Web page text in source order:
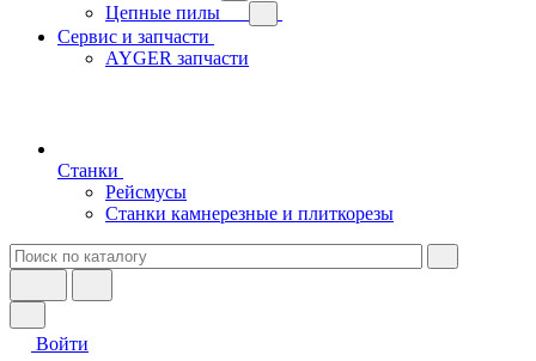
Цепные пилы
Сервис и запчасти
AYGER запчасти
Станки
Рейсмусы
Станки камнерезные и плиткорезы
Войти